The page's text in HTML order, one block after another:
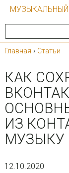
Главная › Статьи
КАК
ИЗ
МУЗЫКУ
12.10.2020